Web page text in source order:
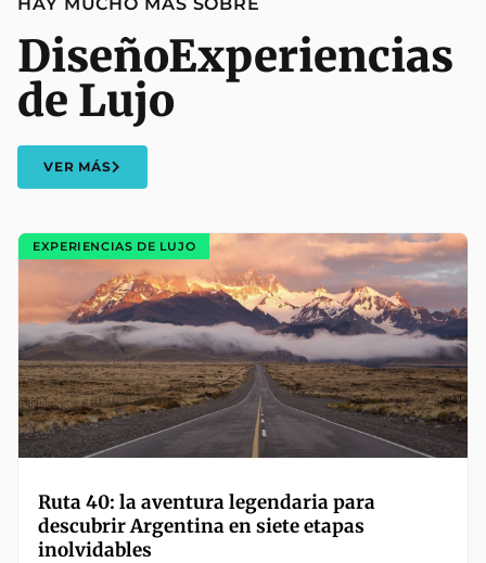
DiseñoExperiencias
de Lujo
VER MÁS
EXPERIENCIAS DE LUJO
Ruta 40: la aventura legendaria para
descubrir Argentina en siete etapas
inolvidables